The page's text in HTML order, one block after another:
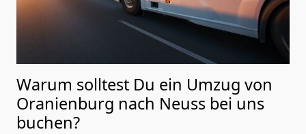
Warum solltest Du ein Umzug von
Oranienburg nach Neuss bei uns
buchen?